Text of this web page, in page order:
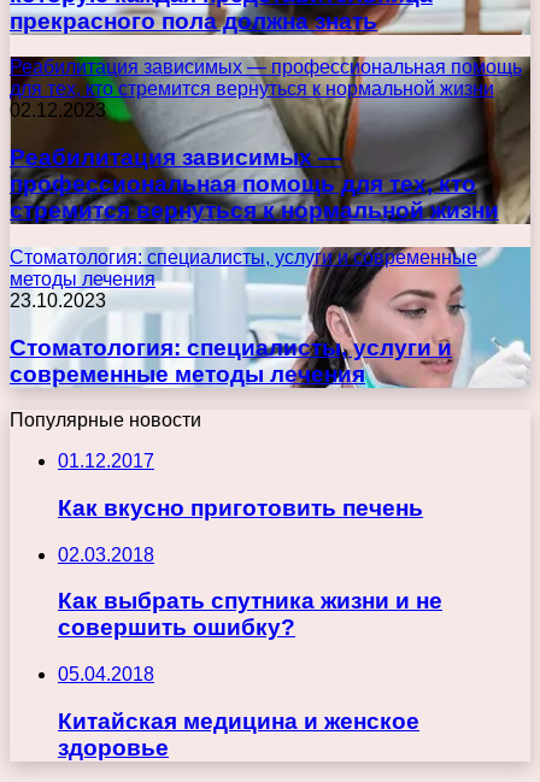
прекрасного пола должна знать
Реабилитация зависимых — профессиональная помощь
для тех, кто стремится вернуться к нормальной жизни
02.12.2023
Реабилитация зависимых —
профессиональная помощь для тех, кто
стремится вернуться к нормальной жизни
Стоматология: специалисты, услуги и современные
методы лечения
23.10.2023
Стоматология: специалисты, услуги и
современные методы лечения
Популярные новости
01.12.2017
Как вкусно приготовить печень
02.03.2018
Как выбрать спутника жизни и не
совершить ошибку?
05.04.2018
Китайская медицина и женское
здоровье